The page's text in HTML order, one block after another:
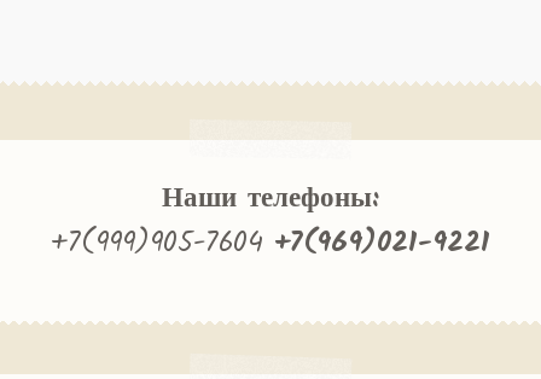
Наши телефоны:
+7(999)905-7604 +7(969)021-9221